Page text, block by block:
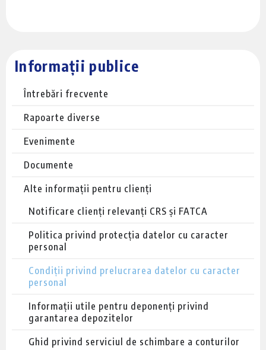
Informații publice
Întrebări frecvente
Rapoarte diverse
Evenimente
Documente
Alte informații pentru clienți
Notificare clienți relevanți CRS și FATCA
Politica privind protecția datelor cu caracter
personal
Condiții privind prelucrarea datelor cu caracter
personal
Informații utile pentru deponenți privind
garantarea depozitelor
Ghid privind serviciul de schimbare a conturilor